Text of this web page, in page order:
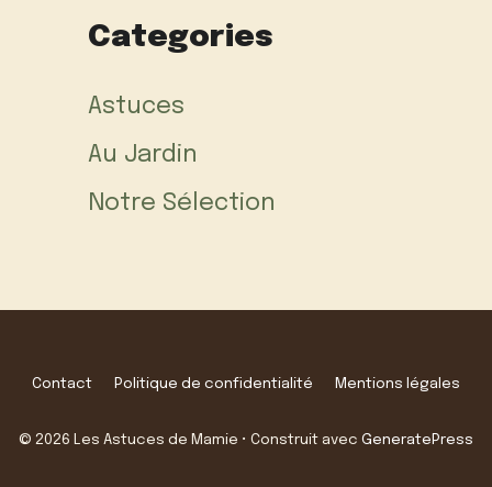
Categories
Astuces
Au Jardin
Notre Sélection
Contact Politique de confidentialité Mentions légales
© 2026 Les Astuces de Mamie • Construit avec GeneratePress